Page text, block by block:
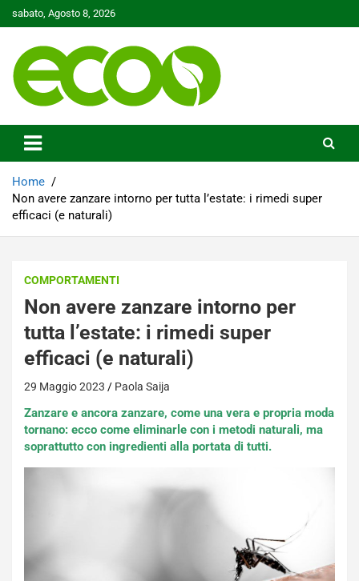
to
sabato, Agosto 8, 2026
Ecoo.it
Home
Non avere zanzare intorno per tutta l’estate: i rimedi super
efficaci (e naturali)
COMPORTAMENTI
Non avere zanzare intorno per
tutta l’estate: i rimedi super
efficaci (e naturali)
29 Maggio 2023 Paola Saija
Zanzare e ancora zanzare, come una vera e propria moda
tornano: ecco come eliminarle con i metodi naturali, ma
soprattutto con ingredienti alla portata di tutti.